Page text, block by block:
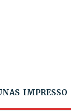
IMPRESSO